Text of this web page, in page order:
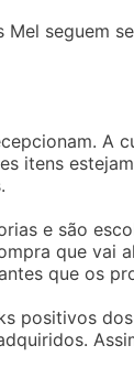
seguem
A
itens
e são
que vai
que os
positivos